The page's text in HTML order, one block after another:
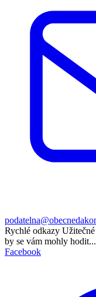
Rychlé odkazy
by se vám mohly hodit...
Facebook